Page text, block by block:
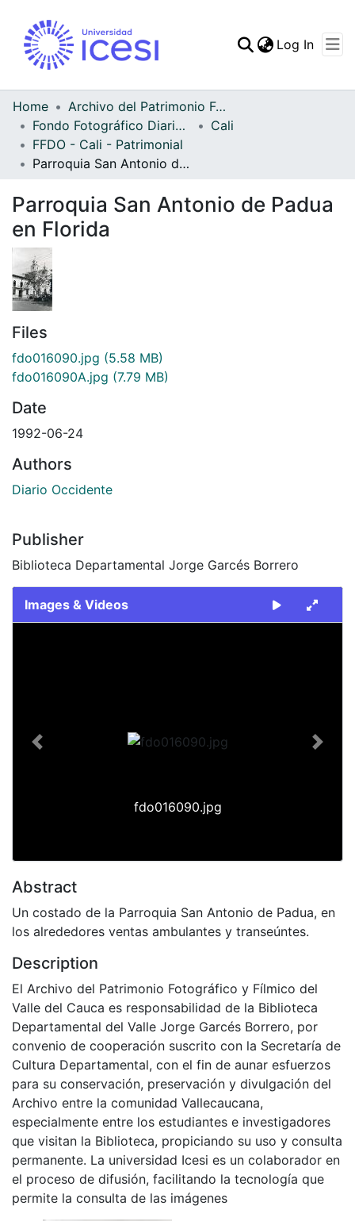
Statistics
Log In
Home
Archivo del Patrimonio Fotográfico y Fílmico del Valle del Cauca
Fondo Fotográfico Diario Occidente
Cali
FFDO - Cali - Patrimonial
Parroquia San Antonio de Padua en Florida
Parroquia San Antonio de Padua
en Florida
Files
fdo016090.jpg (5.58 MB)
fdo016090A.jpg (7.79 MB)
Date
1992-06-24
Authors
Diario Occidente
Publisher
Biblioteca Departamental Jorge Garcés Borrero
Images & Videos
fdo016090.jpg
Previous Next
Abstract
Un costado de la Parroquia San Antonio de Padua, en
los alrededores ventas ambulantes y transeúntes.
Description
El Archivo del Patrimonio Fotográfico y Fílmico del
Valle del Cauca es responsabilidad de la Biblioteca
Departamental del Valle Jorge Garcés Borrero, por
convenio de cooperación suscrito con la Secretaría de
Cultura Departamental, con el fin de aunar esfuerzos
para su conservación, preservación y divulgación del
Archivo entre la comunidad Vallecaucana,
especialmente entre los estudiantes e investigadores
que visitan la Biblioteca, propiciando su uso y consulta
permanente. La universidad Icesi es un colaborador en
el proceso de difusión, facilitando la tecnología que
permite la consulta de las imágenes